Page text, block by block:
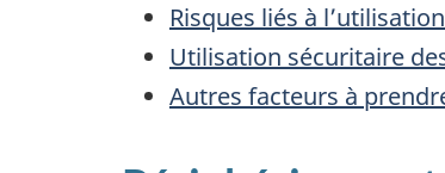
Risques liés à
Utilisation sécuritaire
Autres facteurs à